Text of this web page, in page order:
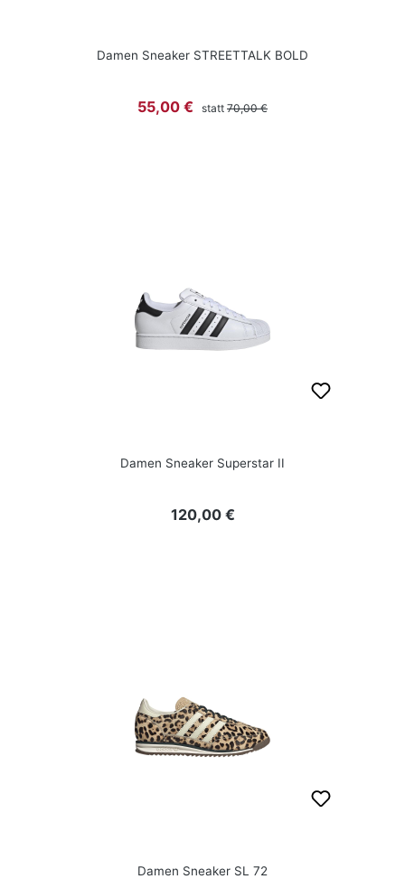
Damen Sneaker STREETTALK BOLD
Verkaufspreis:
55,00 € statt Regulärer Preis:
70,00 €
Damen Sneaker Superstar II
Regulärer Preis:
120,00 €
Damen Sneaker SL 72